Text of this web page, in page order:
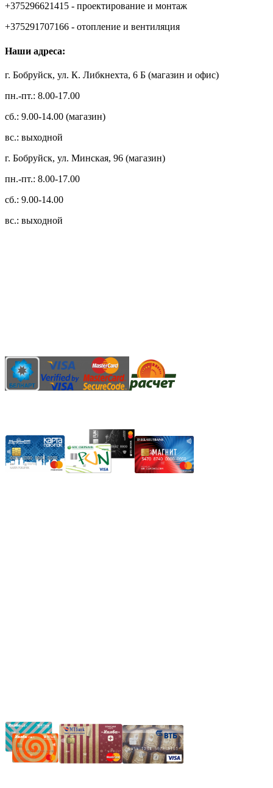
+375296621415 - проектирование и монтаж
+375291707166 - отопление и вентиляция
Наши адреса:
г. Бобруйск, ул. К. Либкнехта, 6 Б (магазин и офис)
пн.-пт.: 8.00-17.00
сб.: 9.00-14.00 (магазин)
вс.: выходной
г. Бобруйск, ул. Минская, 96 (магазин)
пн.-пт.: 8.00-17.00
сб.: 9.00-14.00
вс.: выходной